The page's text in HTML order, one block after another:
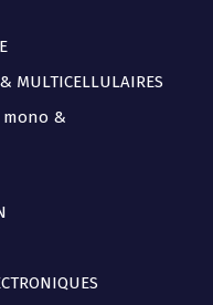
MULTICELLULAIRES
mono &